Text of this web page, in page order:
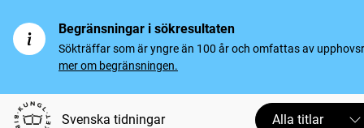
Begränsningar i sökresultaten
Sökträffar som är yngre än 100 år och omfattas av
mer om begränsningen.
Svenska tidningar Alla titlar